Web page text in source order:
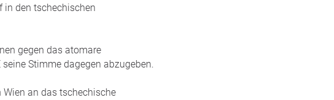
in den tschechischen
gegen das atomare
Stimme dagegen abzugeben.
an das tschechische